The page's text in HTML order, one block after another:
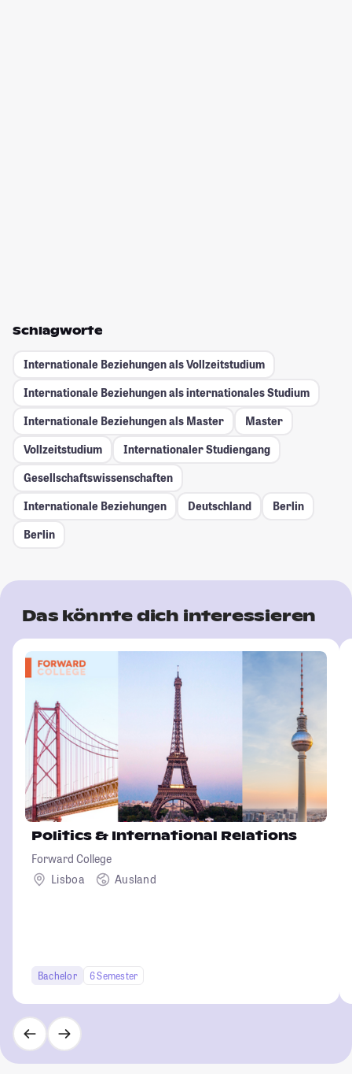
Schlagworte
Internationale Beziehungen als Vollzeitstudium
Internationale Beziehungen als internationales Studium
Internationale Beziehungen als Master
Master
Vollzeitstudium
Internationaler Studiengang
Gesellschafts­wissenschaften
Internationale Beziehungen
Deutschland
Berlin
Berlin
Das könnte dich interessieren
Politics & International Relations
Forward College
Lisboa
Ausland
Bachelor 6 Semester